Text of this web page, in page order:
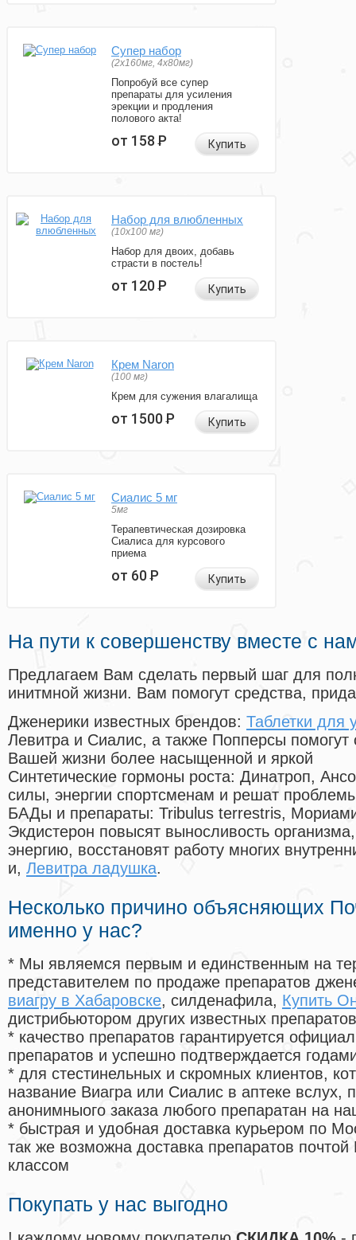
Супер набор
(2х160мг, 4х80мг)
Попробуй все супер
препараты для усиления
эрекции и продления
полового акта!
от 158Р Купить
Набор для влюбленных
(10х100 мг)
Набор для двоих, добавь
страсти в постель!
от 120Р Купить
Крем Naron
(100 мг)
Крем для сужения влагалища
от 1500Р Купить
Сиалис 5 мг
5мг
Терапевтическая дозировка
Сиалиса для курсового
приема
от 60Р Купить
На пути к совершенству вместе с
Предлагаем Вам сделать первый шаг для
инитмной жизни. Вам помогут средства,
Дженерики известных брендов: Таблетки для
Левитра и Сиалис, а также Попперсы помогут
Вашей жизни более насыщенной и яркой
Синтетические гормоны роста: Динатроп,
силы, энергии спортсменам и решат
БАДы и препараты: Tribulus terrestris,
Экдистерон повысят выносливость
энергию, восстановят работу многих
и, Левитра ладушка.
Несколько причино объясняющих
именно у нас?
* Мы являемся первым и единственным на
представителем по продаже препаратов
виагру в Хабаровске, силденафила, Купить
дистрибьютором других известных препаратов
* качество препаратов гарантируется
препаратов и успешно подтверждается
* для стестинельных и скромных клиентов,
название Виагра или Сиалис в аптеке вслух,
анонимныого заказа любого препаратан на
* быстрая и удобная доставка курьером по
так же возможна доставка препаратов
классом
Покупать у нас выгодно